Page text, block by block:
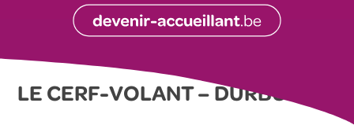
LE CERF-VOLANT – DURBUY